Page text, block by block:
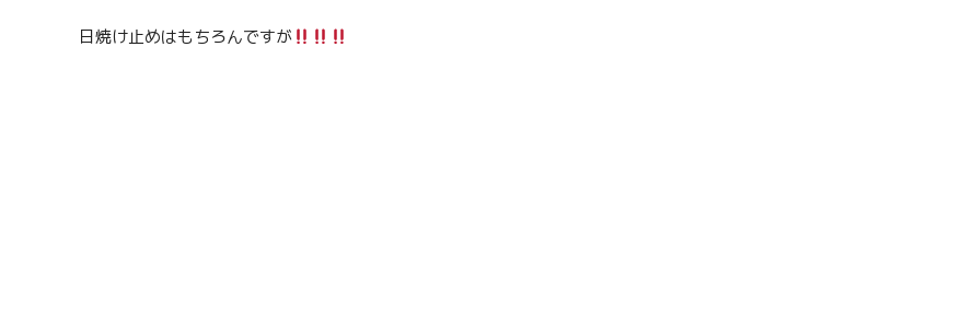
日焼け止めはもちろんですが